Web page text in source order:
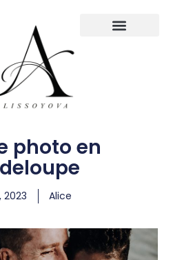
photo en
2023 Alice